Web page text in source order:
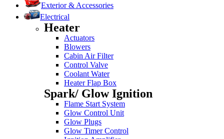
Exterior & Accessories
Electrical
Heater
Actuators
Blowers
Cabin Air Filter
Control Valve
Coolant Water
Heater Flap Box
Spark/ Glow Ignition
Flame Start System
Glow Control Unit
Glow Plugs
Glow Timer Control